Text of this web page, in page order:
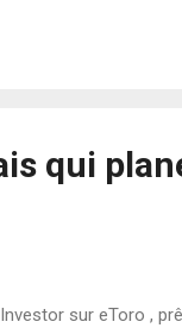
ordinateurs
plus d’énergie,
qui
sur eToro ,